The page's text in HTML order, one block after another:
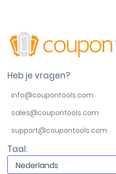
Heb je vragen?
info@coupontools.com
sales@coupontools.com
support@coupontools.com
Taal: